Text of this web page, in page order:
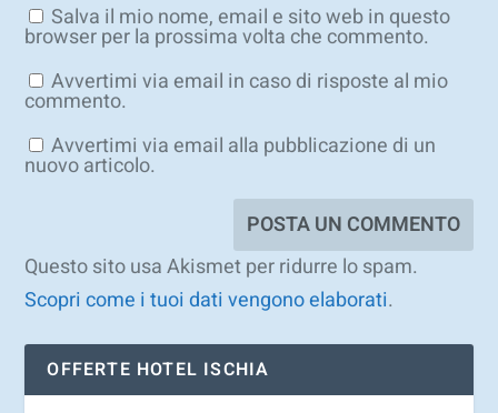
Salva il mio nome, email e sito web in questo
browser per la prossima volta che commento.
Avvertimi via email in caso di risposte al mio
commento.
Avvertimi via email alla pubblicazione di un
nuovo articolo.
Questo sito usa Akismet per ridurre lo spam.
Scopri come i tuoi dati vengono elaborati.
OFFERTE HOTEL ISCHIA